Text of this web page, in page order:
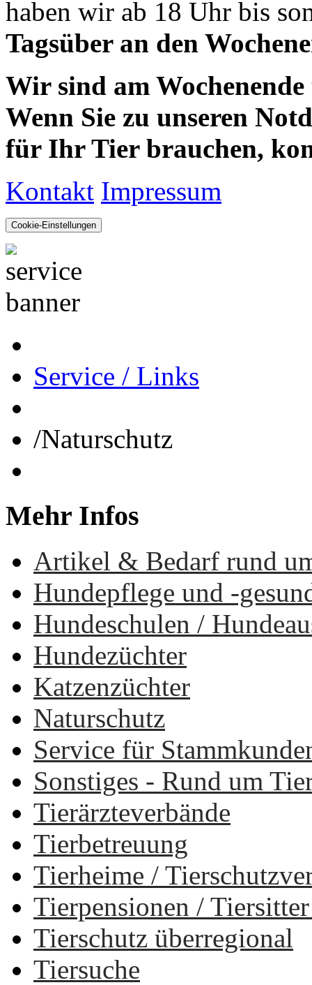
haben wir ab 18 Uhr bis
Tagsüber an den
Wir sind am
Wenn Sie zu unseren
für Ihr Tier brauchen,
Kontakt Impressum
Cookie-Einstellungen
Service / Links
/Naturschutz
Mehr Infos
Artikel & Bedarf rund
Hundepflege und -
Hundeschulen /
Hundezüchter
Katzenzüchter
Naturschutz
Service für
Sonstiges - Rund um
Tierärzteverbände
Tierbetreuung
Tierheime /
Tierpensionen /
Tierschutz überregional
Tiersuche